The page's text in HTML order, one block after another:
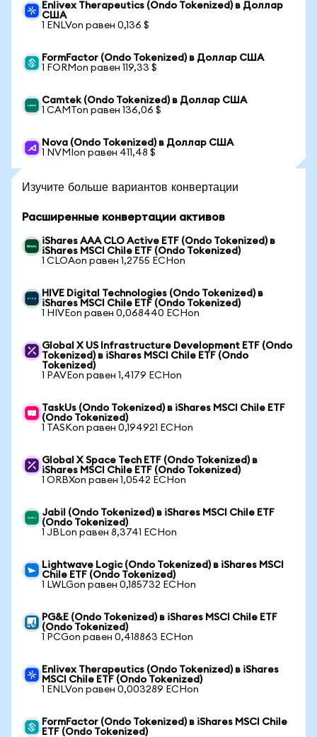
Enlivex Therapeutics (Ondo Tokenized) в Доллар
США
1 ENLVon равен 0,136 $
FormFactor (Ondo Tokenized) в Доллар США
1 FORMon равен 119,33 $
Camtek (Ondo Tokenized) в Доллар США
1 CAMTon равен 136,06 $
Nova (Ondo Tokenized) в Доллар США
1 NVMIon равен 411,48 $
Изучите больше вариантов конвертации
Расширенные конвертации активов
iShares AAA CLO Active ETF (Ondo Tokenized) в
iShares MSCI Chile ETF (Ondo Tokenized)
1 CLOAon равен 1,2755 ECHon
HIVE Digital Technologies (Ondo Tokenized) в
iShares MSCI Chile ETF (Ondo Tokenized)
1 HIVEon равен 0,068440 ECHon
Global X US Infrastructure Development ETF (Ondo
Tokenized) в iShares MSCI Chile ETF (Ondo
Tokenized)
1 PAVEon равен 1,4179 ECHon
TaskUs (Ondo Tokenized) в iShares MSCI Chile ETF
(Ondo Tokenized)
1 TASKon равен 0,194921 ECHon
Global X Space Tech ETF (Ondo Tokenized) в
iShares MSCI Chile ETF (Ondo Tokenized)
1 ORBXon равен 1,0542 ECHon
Jabil (Ondo Tokenized) в iShares MSCI Chile ETF
(Ondo Tokenized)
1 JBLon равен 8,3741 ECHon
Lightwave Logic (Ondo Tokenized) в iShares MSCI
Chile ETF (Ondo Tokenized)
1 LWLGon равен 0,185732 ECHon
PG&E (Ondo Tokenized) в iShares MSCI Chile ETF
(Ondo Tokenized)
1 PCGon равен 0,418863 ECHon
Enlivex Therapeutics (Ondo Tokenized) в iShares
MSCI Chile ETF (Ondo Tokenized)
1 ENLVon равен 0,003289 ECHon
FormFactor (Ondo Tokenized) в iShares MSCI Chile
ETF (Ondo Tokenized)